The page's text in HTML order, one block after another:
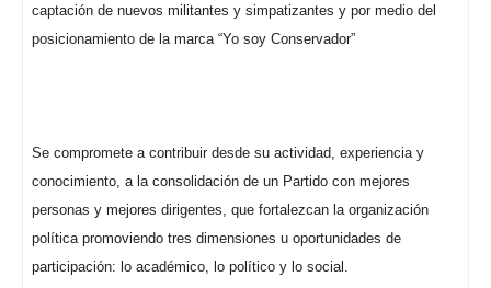
captación de nuevos militantes y simpatizantes y por medio del
posicionamiento de la marca “Yo soy Conservador”
Se compromete a contribuir desde su actividad, experiencia y
conocimiento, a la consolidación de un Partido con mejores
personas y mejores dirigentes, que fortalezcan la organización
política promoviendo tres dimensiones u oportunidades de
participación: lo académico, lo político y lo social.